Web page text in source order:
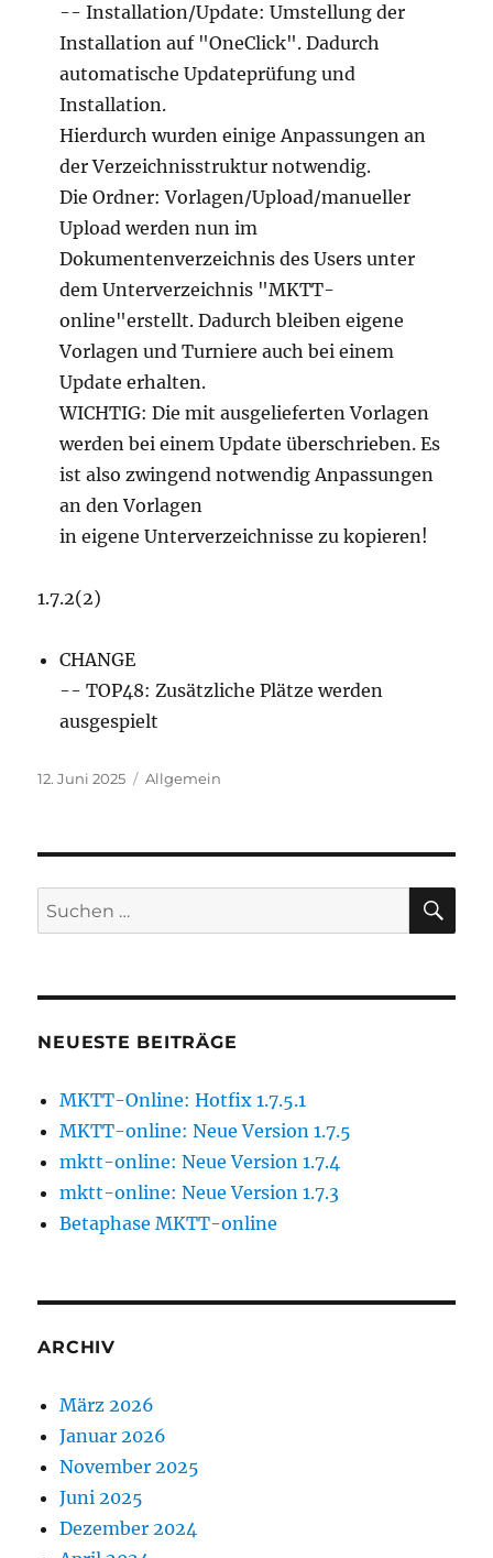
-- Installation/Update: Umstellung der
Installation auf "OneClick". Dadurch
automatische Updateprüfung und
Installation.
Hierdurch wurden einige Anpassungen an
der Verzeichnisstruktur notwendig.
Die Ordner: Vorlagen/Upload/manueller
Upload werden nun im
Dokumentenverzeichnis des Users unter
dem Unterverzeichnis "MKTT-
online"erstellt. Dadurch bleiben eigene
Vorlagen und Turniere auch bei einem
Update erhalten.
WICHTIG: Die mit ausgelieferten Vorlagen
werden bei einem Update überschrieben. Es
ist also zwingend notwendig Anpassungen
an den Vorlagen
in eigene Unterverzeichnisse zu kopieren!
1.7.2(2)
CHANGE
-- TOP48: Zusätzliche Plätze werden
ausgespielt
Veröffentlicht
12. Juni 2025 Kategorien
Allgemein
Suchen
nach:
NEUESTE BEITRÄGE
MKTT-Online: Hotfix 1.7.5.1
MKTT-online: Neue Version 1.7.5
mktt-online: Neue Version 1.7.4
mktt-online: Neue Version 1.7.3
Betaphase MKTT-online
ARCHIV
März 2026
Januar 2026
November 2025
Juni 2025
Dezember 2024